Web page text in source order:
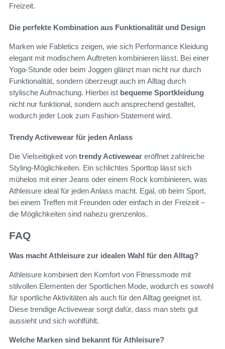
Freizeit.
Die perfekte Kombination aus Funktionalität und Design
Marken wie Fabletics zeigen, wie sich Performance Kleidung
elegant mit modischem Auftreten kombinieren lässt. Bei einer
Yoga-Stunde oder beim Joggen glänzt man nicht nur durch
Funktionalität, sondern überzeugt auch im Alltag durch
stylische Aufmachung. Hierbei ist bequeme Sportkleidung
nicht nur funktional, sondern auch ansprechend gestaltet,
wodurch jeder Look zum Fashion-Statement wird.
Trendy Activewear für jeden Anlass
Die Vielseitigkeit von trendy Activewear eröffnet zahlreiche
Styling-Möglichkeiten. Ein schlichtes Sporttop lässt sich
mühelos mit einer Jeans oder einem Rock kombinieren, was
Athleisure ideal für jeden Anlass macht. Egal, ob beim Sport,
bei einem Treffen mit Freunden oder einfach in der Freizeit –
die Möglichkeiten sind nahezu grenzenlos.
FAQ
Was macht Athleisure zur idealen Wahl für den Alltag?
Athleisure kombiniert den Komfort von Fitnessmode mit
stilvollen Elementen der Sportlichen Mode, wodurch es sowohl
für sportliche Aktivitäten als auch für den Alltag geeignet ist.
Diese trendige Activewear sorgt dafür, dass man stets gut
aussieht und sich wohlfühlt.
Welche Marken sind bekannt für Athleisure?